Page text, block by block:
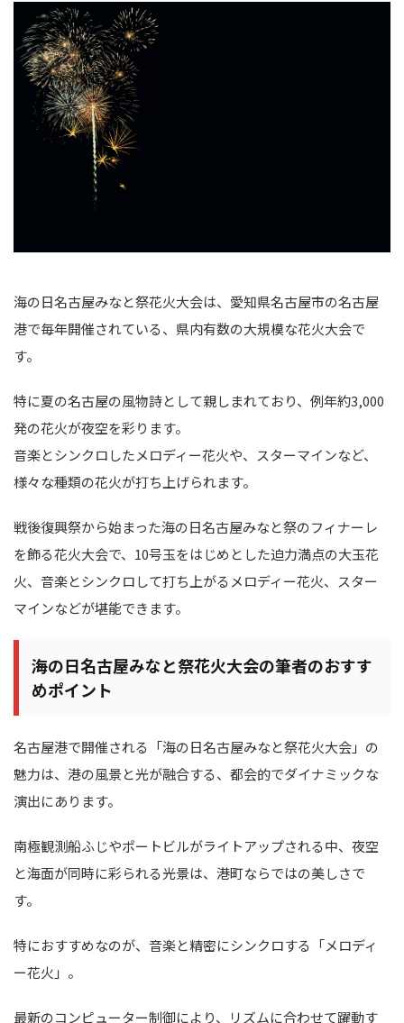
海の日名古屋みなと祭花火大会は、愛知県名古屋市の名古屋
港で毎年開催されている、県内有数の大規模な花火大会で
す。
特に夏の名古屋の風物詩として親しまれており、例年約3,000
発の花火が夜空を彩ります。
音楽とシンクロしたメロディー花火や、スターマインなど、
様々な種類の花火が打ち上げられます。
戦後復興祭から始まった海の日名古屋みなと祭のフィナーレ
を飾る花火大会で、10号玉をはじめとした迫力満点の大玉花
火、音楽とシンクロして打ち上がるメロディー花火、スター
マインなどが堪能できます。
海の日名古屋みなと祭花火大会の筆者のおすす
めポイント
名古屋港で開催される「海の日名古屋みなと祭花火大会」の
魅力は、港の風景と光が融合する、都会的でダイナミックな
演出にあります。
南極観測船ふじやポートビルがライトアップされる中、夜空
と海面が同時に彩られる光景は、港町ならではの美しさで
す。
特におすすめなのが、音楽と精密にシンクロする「メロディ
ー花火」。
最新のコンピューター制御により、リズムに合わせて躍動す